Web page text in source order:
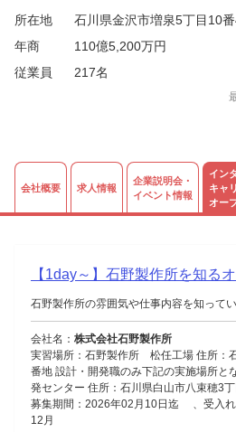
所在地
石川県金沢市増泉5丁目10
年商
110億5,200万円
従業員
217名
会社概要 求人情報
企業説明会・
イベント情報
イン
キャ
オー
【1day～】石野製作所を知る
石野製作所の雰囲気や仕事内容を知って
会社名： 株式会社石野製作所
実習場所：石野製作所 松任工場 住所：
番地 設計・開発職のみ下記の実施場所
発センター 住所：石川県白山市八束穂3
募集期間：2026年02月10日迄 、受入れ
12月